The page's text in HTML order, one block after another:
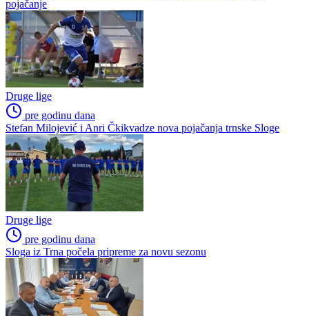
Druga liga – Istok
Niži rang
Regionalna liga – Zapad
Regionalna liga – Centar
Poslednje vesti
Druge lige
pre godinu dana
Počele pripreme Proletera iz Teslića, Stjepanović najnovije
pojačanje